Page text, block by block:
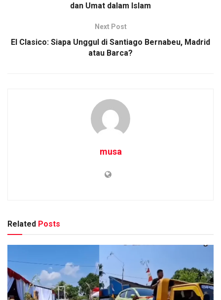
dan Umat dalam Islam
Next Post
El Clasico: Siapa Unggul di Santiago Bernabeu, Madrid
atau Barca?
musa
Related Posts